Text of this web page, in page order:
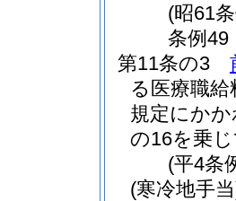
(昭61
条例49
第11条の3
る医療職
規定にか
の16を乗
(平4条
(寒冷地手